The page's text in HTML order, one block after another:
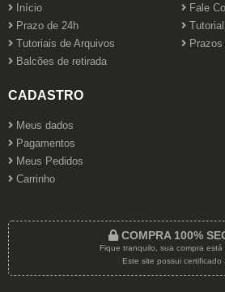
Início
Fale
Prazo de 24h
Tutoriais de Arquivos
Balcões de retirada
CADASTRO
Meus dados
Pagamentos
Meus Pedidos
Carrinho
COMPRA 100%
Fique tranquilo, sua compra está
Este site possui certificado